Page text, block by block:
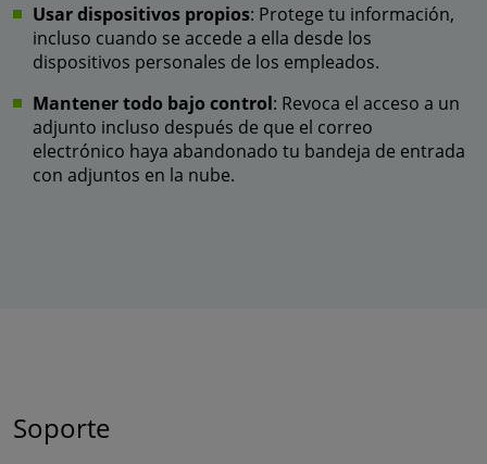
Usar dispositivos propios: Protege tu información,
incluso cuando se accede a ella desde los
dispositivos personales de los empleados.
Mantener todo bajo control: Revoca el acceso a un
adjunto incluso después de que el correo
electrónico haya abandonado tu bandeja de entrada
con adjuntos en la nube.
Soporte